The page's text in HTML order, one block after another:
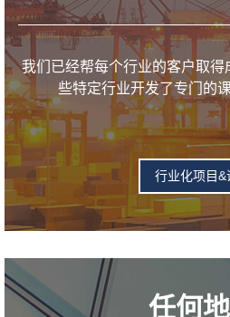
我们已经帮每个行业的客户取
些特定行业开发了专门的
行业化项目&
任何